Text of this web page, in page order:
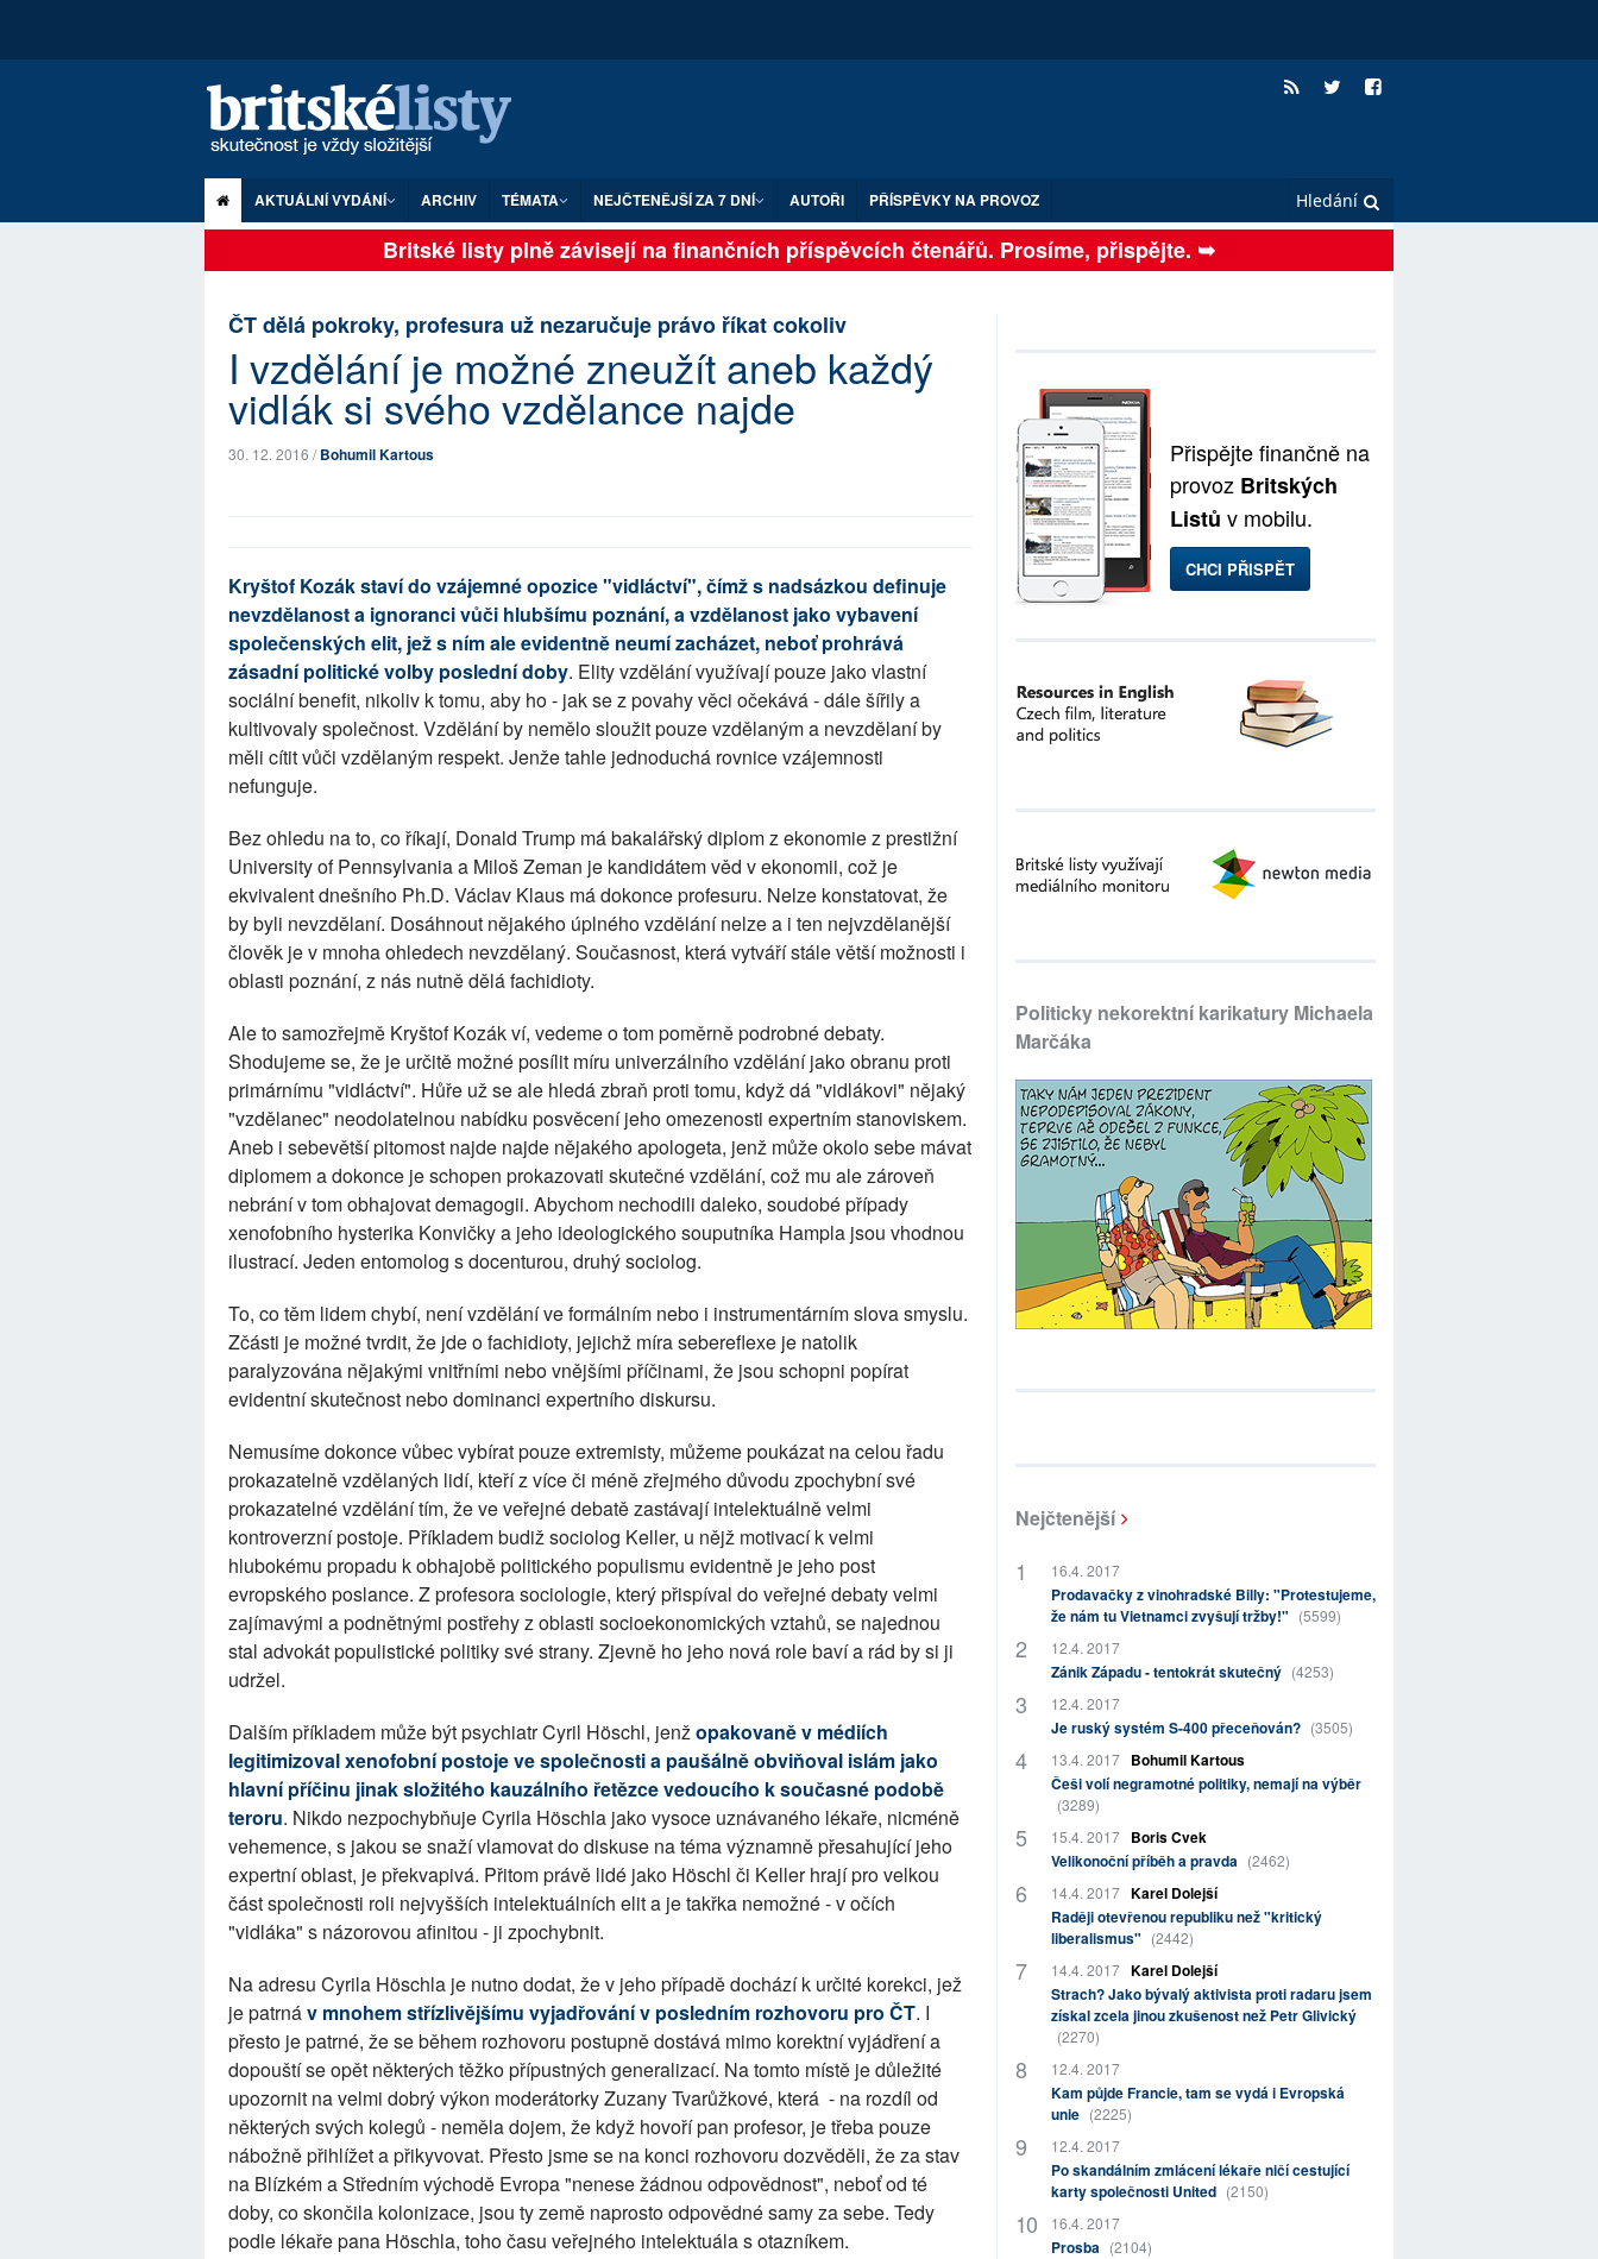
AKTUÁLNÍ VYDÁNÍ ARCHIV TÉMATA NEJČTENĚJŠÍ ZA 7 DNÍ AUTOŘI PŘÍSPĚVKY NA PROVOZ
Britské listy plně závisejí na finančních příspěvcích čtenářů. Prosíme, přispějte. ➥
ČT dělá pokroky, profesura už nezaručuje právo říkat cokoliv
I vzdělání je možné zneužít aneb každý
vidlák si svého vzdělance najde
30. 12. 2016 /Bohumil Kartous
Kryštof Kozák staví do vzájemné opozice "vidláctví", čímž s nadsázkou definuje
nevzdělanost a ignoranci vůči hlubšímu poznání, a vzdělanost jako vybavení
společenských elit, jež s ním ale evidentně neumí zacházet, neboť prohrává
zásadní politické volby poslední doby. Elity vzdělání využívají pouze jako vlastní
sociální benefit, nikoliv k tomu, aby ho - jak se z povahy věci očekává - dále šířily a
kultivovaly společnost. Vzdělání by nemělo sloužit pouze vzdělaným a nevzdělaní by
měli cítit vůči vzdělaným respekt. Jenže tahle jednoduchá rovnice vzájemnosti
nefunguje.
Bez ohledu na to, co říkají, Donald Trump má bakalářský diplom z ekonomie z prestižní
University of Pennsylvania a Miloš Zeman je kandidátem věd v ekonomii, což je
ekvivalent dnešního Ph.D. Václav Klaus má dokonce profesuru. Nelze konstatovat, že
by byli nevzdělaní. Dosáhnout nějakého úplného vzdělání nelze a i ten nejvzdělanější
člověk je v mnoha ohledech nevzdělaný. Současnost, která vytváří stále větší možnosti i
oblasti poznání, z nás nutně dělá fachidioty.
Ale to samozřejmě Kryštof Kozák ví, vedeme o tom poměrně podrobné debaty.
Shodujeme se, že je určitě možné posílit míru univerzálního vzdělání jako obranu proti
primárnímu "vidláctví". Hůře už se ale hledá zbraň proti tomu, když dá "vidlákovi" nějaký
"vzdělanec" neodolatelnou nabídku posvěcení jeho omezenosti expertním stanoviskem.
Aneb i sebevětší pitomost najde najde nějakého apologeta, jenž může okolo sebe mávat
diplomem a dokonce je schopen prokazovati skutečné vzdělání, což mu ale zároveň
nebrání v tom obhajovat demagogii. Abychom nechodili daleko, soudobé případy
xenofobního hysterika Konvičky a jeho ideologického souputníka Hampla jsou vhodnou
ilustrací. Jeden entomolog s docenturou, druhý sociolog.
To, co těm lidem chybí, není vzdělání ve formálním nebo i instrumentárním slova smyslu.
Zčásti je možné tvrdit, že jde o fachidioty, jejichž míra sebereflexe je natolik
paralyzována nějakými vnitřními nebo vnějšími příčinami, že jsou schopni popírat
evidentní skutečnost nebo dominanci expertního diskursu.
Nemusíme dokonce vůbec vybírat pouze extremisty, můžeme poukázat na celou řadu
prokazatelně vzdělaných lidí, kteří z více či méně zřejmého důvodu zpochybní své
prokazatelné vzdělání tím, že ve veřejné debatě zastávají intelektuálně velmi
kontroverzní postoje. Příkladem budiž sociolog Keller, u nějž motivací k velmi
hlubokému propadu k obhajobě politického populismu evidentně je jeho post
evropského poslance. Z profesora sociologie, který přispíval do veřejné debaty velmi
zajímavými a podnětnými postřehy z oblasti socioekonomických vztahů, se najednou
stal advokát populistické politiky své strany. Zjevně ho jeho nová role baví a rád by si ji
udržel.
Dalším příkladem může být psychiatr Cyril Höschl, jenžopakovaně v médiích
legitimizoval xenofobní postoje ve společnosti a paušálně obviňoval islám jako
hlavní příčinu jinak složitého kauzálního řetězce vedoucího k současné podobě
teroru. Nikdo nezpochybňuje Cyrila Höschla jako vysoce uznávaného lékaře, nicméně
vehemence, s jakou se snaží vlamovat do diskuse na téma významně přesahující jeho
expertní oblast, je překvapivá. Přitom právě lidé jako Höschl či Keller hrají pro velkou
část společnosti roli nejvyšších intelektuálních elit a je takřka nemožné - v očích
"vidláka" s názorovou afinitou - ji zpochybnit.
Na adresu Cyrila Höschla je nutno dodat, že v jeho případě dochází k určité korekci, jež
je patrnáv mnohem střízlivějšímu vyjadřování v posledním rozhovoru pro ČT. I
přesto je patrné, že se během rozhovoru postupně dostává mimo korektní vyjádření a
dopouští se opět některých těžko přípustných generalizací. Na tomto místě je důležité
upozornit na velmi dobrý výkon moderátorky Zuzany Tvarůžkové, která - na rozdíl od
některých svých kolegů - neměla dojem, že když hovoří pan profesor, je třeba pouze
nábožně přihlížet a přikyvovat. Přesto jsme se na konci rozhovoru dozvěděli, že za stav
na Blízkém a Středním východě Evropa "nenese žádnou odpovědnost", neboť od té
doby, co skončila kolonizace, jsou ty země naprosto odpovědné samy za sebe. Tedy
podle lékaře pana Höschla, toho času veřejného intelektuála s otazníkem.
Přispějte finančně na
provoz Britských
Listů v mobilu.
CHCI PŘISPĚT
Politicky nekorektní karikatury Michaela
Marčáka
Nejčtenější
16.4. 2017
Prodavačky z vinohradské Billy: "Protestujeme,
že nám tu Vietnamci zvyšují tržby!" (5599)
12.4. 2017
Zánik Západu - tentokrát skutečný (4253)
12.4. 2017
Je ruský systém S-400 přeceňován? (3505)
13.4. 2017
Bohumil Kartous
Češi volí negramotné politiky, nemají na výběr
(3289)
15.4. 2017
Boris Cvek
Velikonoční příběh a pravda (2462)
14.4. 2017 Karel Dolejší
Raději otevřenou republiku než "kritický
liberalismus" (2442)
14.4. 2017 Karel Dolejší
Strach? Jako bývalý aktivista proti radaru jsem
získal zcela jinou zkušenost než Petr Glivický
(2270)
12.4. 2017
Kam půjde Francie, tam se vydá i Evropská
unie (2225)
12.4. 2017
Po skandálním zmlácení lékaře ničí cestující
karty společnosti United (2150)
16.4. 2017
Prosba (2104)